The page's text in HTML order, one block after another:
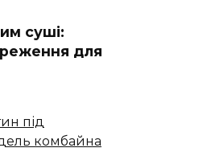
суші:
для
під
комбайна